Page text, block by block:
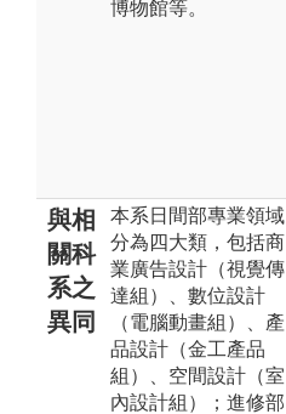
博物館等。
與相
關科
系之
異同
本系日間部專業領域
分為四大類，包括商
業廣告設計（視覺傳
達組）、數位設計
（電腦動畫組）、產
品設計（金工產品
組）、空間設計（室
內設計組）；進修部